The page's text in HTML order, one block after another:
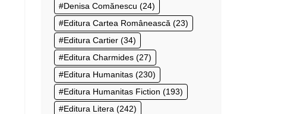
Denisa Comănescu (24)
Editura Cartea Românească (23)
Editura Cartier (34)
Editura Charmides (27)
Editura Humanitas (230)
Editura Humanitas Fiction (193)
Editura Litera (242)